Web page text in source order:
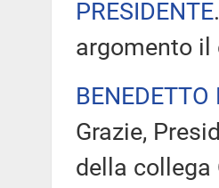
PRESIDENTE
argomento il
Grazie,
della